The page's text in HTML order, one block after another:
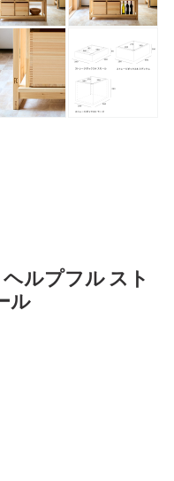
ルプフル スト
ル